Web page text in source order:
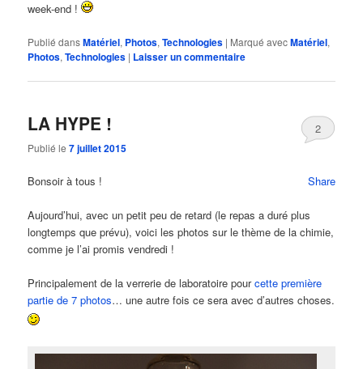
week-end !
Publié dansMatériel, Photos,Technologies | Marqué avecMatériel,
Photos,Technologies | Laisser un commentaire
LA HYPE !
Publié le7 juillet 2015
2
Share
Bonsoir à tous !
Aujourd’hui, avec un petit peu de retard (le repas a duré plus
longtemps que prévu), voici les photos sur le thème de la chimie,
comme je l’ai promis vendredi !
Principalement de la verrerie de laboratoire pourcette première
partie de 7 photos… une autre fois ce sera avec d’autres choses.